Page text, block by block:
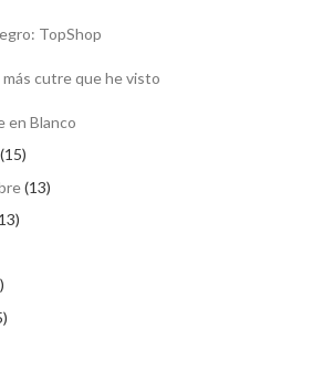
TopShop
más cutre que he visto
en Blanco
(15)
(13)